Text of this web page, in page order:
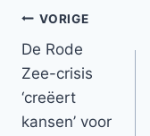
Bericht
navigatie
VORIGE
De Rode
Zee-crisis
‘creëert
kansen’ voor